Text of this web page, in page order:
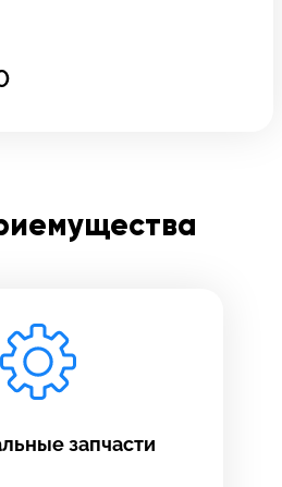
запчасти
Отправить
необходимые поля